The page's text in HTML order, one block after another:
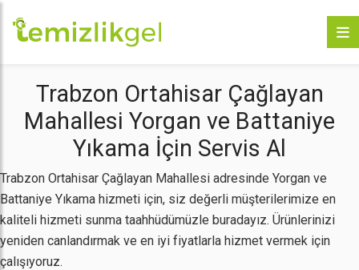
Trabzon Ortahisar Çağlayan
Mahallesi Yorgan ve Battaniye
Yıkama İçin Servis Al
Trabzon Ortahisar Çağlayan Mahallesi adresinde Yorgan ve
Battaniye Yıkama hizmeti için, siz değerli müşterilerimize en
kaliteli hizmeti sunma taahhüdümüzle buradayız. Ürünlerinizi
yeniden canlandırmak ve en iyi fiyatlarla hizmet vermek için
çalışıyoruz.